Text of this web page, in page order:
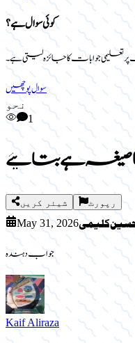
کوئی سوال ہے؟
تعلیمی جوابات کا جائزہ لیتی ہے۔
سوال پوچھیں
نحو
1
ہے بتائیے
شیئر کریں رپورٹ
May 31, 2026
جواب دہندہ
Kaif Aliraza